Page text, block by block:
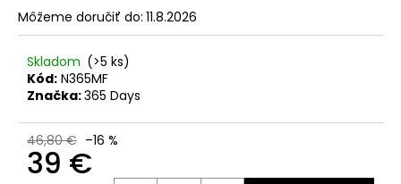
Môžeme doručiť do: 11.8.2026
Skladom (>5 ks)
Kód: N365MF
Značka:365 Days
46,80 € –16 %
39 €
NANOLASH
EYELASH
SÉRUM
ML
35
Pôvodne:
36
€